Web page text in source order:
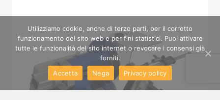
Utilizziamo cookie, anche di terze parti, per il corretto
funzionamento del sito web e per fini statistici. Puoi attivare
tutte le funzionalità del sito internet o revocare i consensi già
forniti.
Accetta
Nega Privacy policy